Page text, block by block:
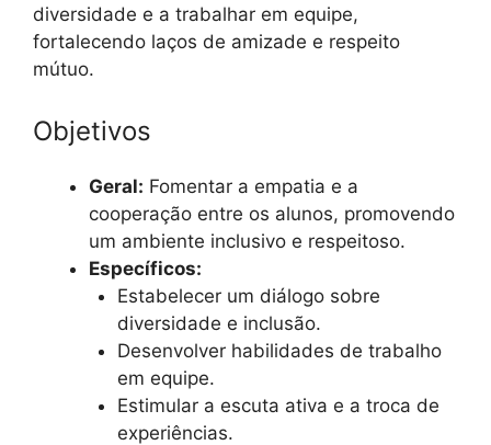
diversidade e a trabalhar em equipe,
fortalecendo laços de amizade e respeito
mútuo.
Objetivos
Geral: Fomentar a empatia e a
cooperação entre os alunos, promovendo
um ambiente inclusivo e respeitoso.
Específicos:
Estabelecer um diálogo sobre
diversidade e inclusão.
Desenvolver habilidades de trabalho
em equipe.
Estimular a escuta ativa e a troca de
experiências.